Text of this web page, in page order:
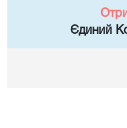
Єдиний